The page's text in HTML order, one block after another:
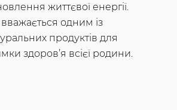
життєвої енергії.
вважається одним із
продуктів для
здоров’я всієї родини.